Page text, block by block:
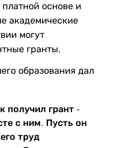
основе и
академические
могут
гранты.
образования дал
получил грант -
с ним. Пусть он
труд